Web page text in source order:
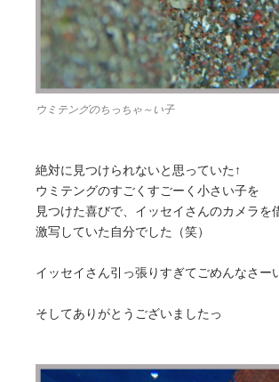
ウミテングのちっちゃ～い子
絶対に見つけられないと思っていた↑
ウミテングのすごくすごーく小さい子を
見つけた喜びで、イッセイさんのカメラを
激写していた自分でした（笑）
イッセイさん引っ張りすぎてごめんなさー
そしてありがとうございましたっ